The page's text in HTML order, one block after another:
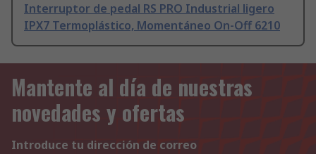
Interruptor de pedal RS PRO Industrial ligero
IPX7 Termoplástico, Momentáneo On-Off 6210
Mantente al día de nuestras
novedades y ofertas
Introduce tu dirección de correo